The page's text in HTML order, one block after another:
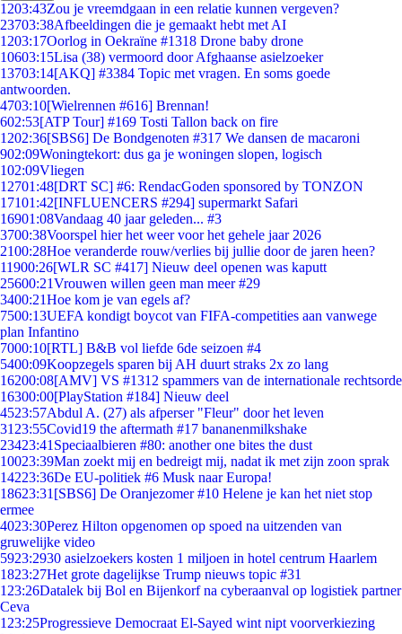
1203:43Zou je vreemdgaan in een relatie kunnen vergeven?
23703:38Afbeeldingen die je gemaakt hebt met AI
1203:17Oorlog in Oekraïne #1318 Drone baby drone
10603:15Lisa (38) vermoord door Afghaanse asielzoeker
13703:14[AKQ] #3384 Topic met vragen. En soms goede
antwoorden.
4703:10[Wielrennen #616] Brennan!
602:53[ATP Tour] #169 Tosti Tallon back on fire
1202:36[SBS6] De Bondgenoten #317 We dansen de macaroni
902:09Woningtekort: dus ga je woningen slopen, logisch
102:09Vliegen
12701:48[DRT SC] #6: RendacGoden sponsored by TONZON
17101:42[INFLUENCERS #294] supermarkt Safari
16901:08Vandaag 40 jaar geleden... #3
3700:38Voorspel hier het weer voor het gehele jaar 2026
2100:28Hoe veranderde rouw/verlies bij jullie door de jaren heen?
11900:26[WLR SC #417] Nieuw deel openen was kaputt
25600:21Vrouwen willen geen man meer #29
3400:21Hoe kom je van egels af?
7500:13UEFA kondigt boycot van FIFA-competities aan vanwege
plan Infantino
7000:10[RTL] B&B vol liefde 6de seizoen #4
5400:09Koopzegels sparen bij AH duurt straks 2x zo lang
16200:08[AMV] VS #1312 spammers van de internationale rechtsorde
16300:00[PlayStation #184] Nieuw deel
4523:57Abdul A. (27) als afperser "Fleur" door het leven
31 23:55Covid19 the aftermath #17 bananenmilkshake
23423:41 Speciaalbieren #80: another one bites the dust
10023:39Man zoekt mij en bedreigt mij, nadat ik met zijn zoon sprak
14223:36De EU-politiek #6 Musk naar Europa!
18623:31 [SBS6] De Oranjezomer #10 Helene je kan het niet stop
ermee
4023:30Perez Hilton opgenomen op spoed na uitzenden van
gruwelijke video
5923:2930 asielzoekers kosten 1 miljoen in hotel centrum Haarlem
1823:27Het grote dagelijkse Trump nieuws topic #31
1 23:26Datalek bij Bol en Bijenkorf na cyberaanval op logistiek partner
Ceva
1 23:25Progressieve Democraat El-Sayed wint nipt voorverkiezing